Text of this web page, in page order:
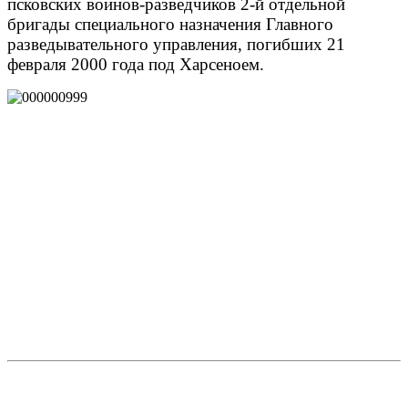
псковских воинов-разведчиков 2-й отдельной
бригады специального назначения Главного
разведывательного управления, погибших 21
февраля 2000 года под Харсеноем.